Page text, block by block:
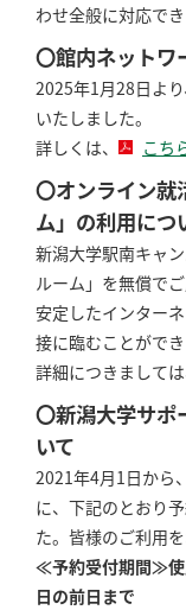
わせ全般に対応でき
〇館内ネットワ
2025年1月28日よ
いたしました。
詳しくは、
こち
〇オンライン就
ム」の利用につ
新潟大学駅南キャ
ルーム」を無償で
安定したインター
接に臨むことができ
詳細につきましては
〇新潟大学サポ
いて
2021年4月1日から
に、下記のとおり
た。皆様のご利用
≪予約受付期間≫使
日の前日まで